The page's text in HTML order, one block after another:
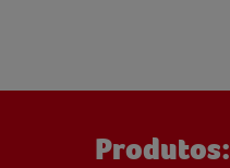
Produtos: